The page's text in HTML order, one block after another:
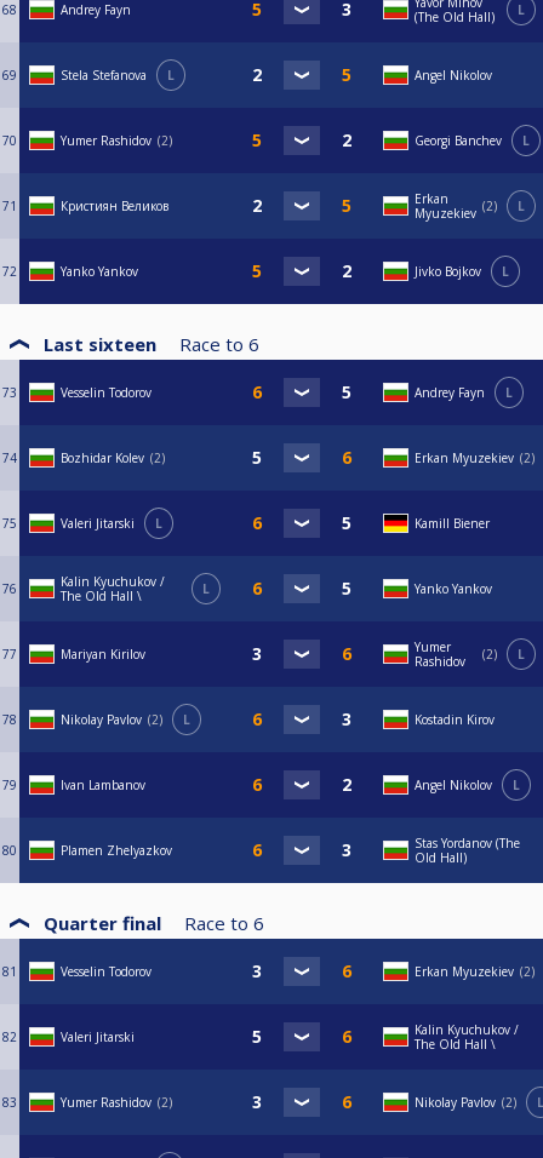
68 Andrey Fayn
(The Old Hall)
L
69 Stela Stefanova L Angel Nikolov
70 Yumer Rashidov 2 Georgi Banchev L
71 Кристиян Великов
Erkan
Myuzekiev 2 L
72 Yanko Yankov Jivko Bojkov L
Last sixteen Race to 6
73 Vesselin Todorov Andrey Fayn L
74 Bozhidar Kolev 2 Erkan Myuzekiev 2
75 Valeri Jitarski L Kamill Biener
76
Kalin Kyuchukov /
The Old Hall \
L Yanko Yankov
77 Mariyan Kirilov
Yumer
Rashidov
2 L
78 Nikolay Pavlov 2 L Kostadin Kirov
79 Ivan Lambanov Angel Nikolov L
80 Plamen Zhelyazkov
Stas Yordanov (The
Old Hall)
Quarter final Race to 6
81 Vesselin Todorov Erkan Myuzekiev 2
82 Valeri Jitarski
Kalin Kyuchukov /
The Old Hall \
83 Yumer Rashidov 2 Nikolay Pavlov 2 L